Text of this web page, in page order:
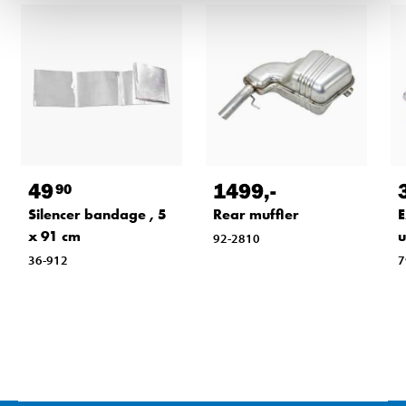
4990
Silencer bandage , 5
x 91 cm
36-912
1499,-
Rear muffler
92-2810